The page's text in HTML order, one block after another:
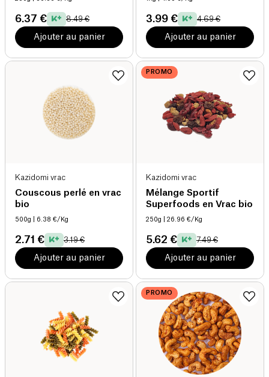
6.37 € 8.49 €
Ajouter au panier
3.99 € 4.69 €
Ajouter au panier
Kazidomi vrac
Couscous perlé en vrac
bio
500g | 6.38 €/Kg
2.71 € 3.19 €
Ajouter au panier
PROMO
Kazidomi vrac
Mélange Sportif
Superfoods en Vrac bio
250g | 26.96 €/Kg
5.62 € 7.49 €
Ajouter au panier
PROMO